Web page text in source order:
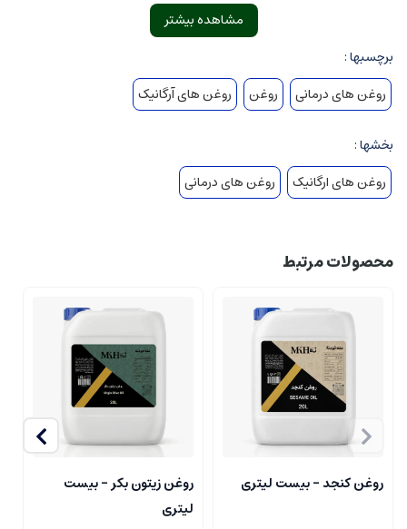
مناسب مصرف شخصی یا فروش عمده
مشاهده بیشتر
برچسبها :
روغن های درمانی
روغن روغن های آرگانیک
بخشها :
روغن های ارگانیک
روغن های درمانی
محصولات مرتبط
روغن کنجد - بیست لیتری
روغن زیتون بکر - بیست
لیتری